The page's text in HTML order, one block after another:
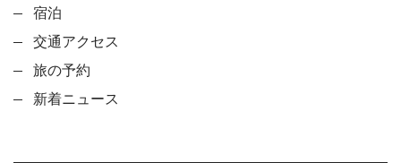
宿泊
交通アクセス
旅の予約
新着ニュース